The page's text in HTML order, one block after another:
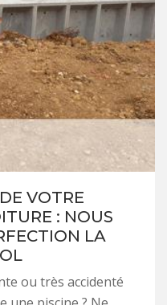
VOTRE
: NOUS
LA
ou très accidenté